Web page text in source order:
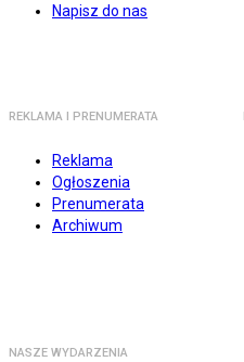
Napisz do nas
REKLAMA I PRENUMERATA
Reklama
Ogłoszenia
Prenumerata
Archiwum
NASZE WYDARZENIA